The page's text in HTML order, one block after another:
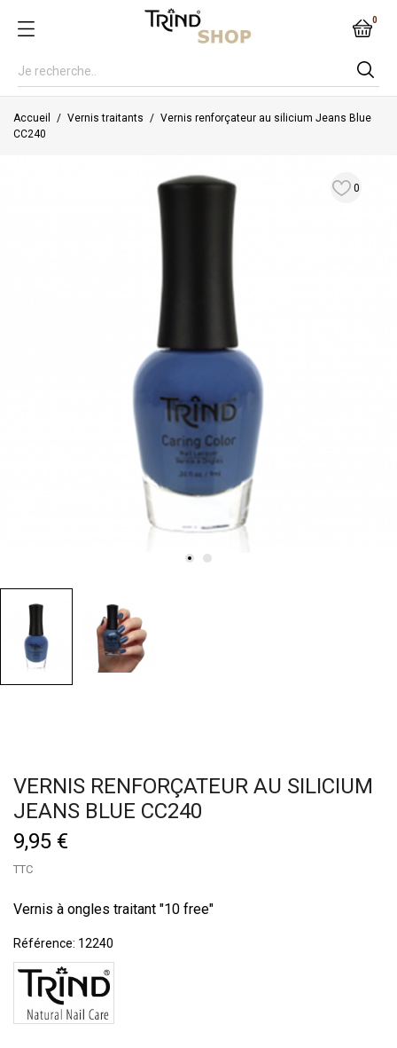
0
Accueil Vernis traitants
Vernis renforçateur au silicium Jeans Blue
CC240
0
VERNIS RENFORÇATEUR AU SILICIUM
JEANS BLUE CC240
9,95 €
TTC
Vernis à ongles traitant "10 free"
Référence: 12240